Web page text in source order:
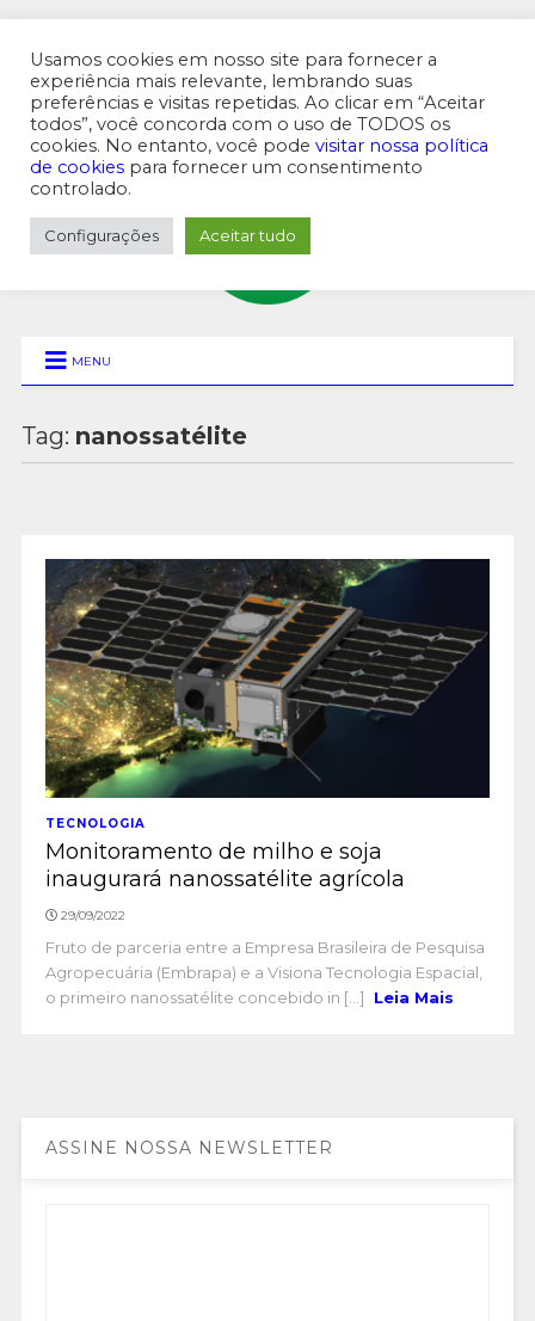
MENU SUPERIOR
MENU
Tag: nanossatélite
TECNOLOGIA
Monitoramento de milho e soja
inaugurará nanossatélite agrícola
29/09/2022
Fruto de parceria entre a Empresa Brasileira de Pesquisa
Agropecuária (Embrapa) e a Visiona Tecnologia Espacial,
o primeiro nanossatélite concebido in [...]
Leia Mais
ASSINE NOSSA NEWSLETTER
Usamos cookies em nosso site para fornecer a
experiência mais relevante, lembrando suas
preferências e visitas repetidas. Ao clicar em “Aceitar
todos”, você concorda com o uso de TODOS os
cookies. No entanto, você pode visitar nossa política
de cookies para fornecer um consentimento
controlado.
Configurações Aceitar tudo